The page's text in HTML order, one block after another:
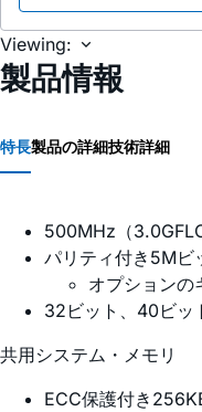
Viewing:
製品情報
特長製品の詳細技術詳細
500MHz（
パリティ付き5Mビ
オプションの
32ビット、40ビッ
共用システム・メモリ
ECC保護付き